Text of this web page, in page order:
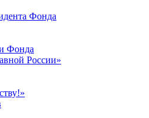
Фонда
Фонда
России»